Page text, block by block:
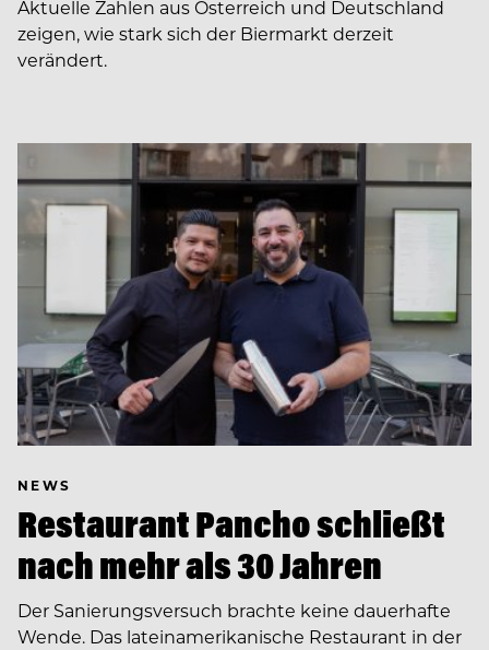
Aktuelle Zahlen aus Österreich und Deutschland
zeigen, wie stark sich der Biermarkt derzeit
verändert.
NEWS
Restaurant Pancho schließt
nach mehr als 30 Jahren
Der Sanierungsversuch brachte keine dauerhafte
Wende. Das lateinamerikanische Restaurant in der